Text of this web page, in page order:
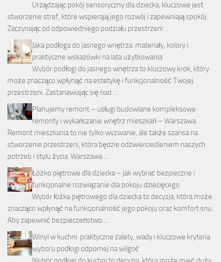
Urządzając pokój sensoryczny dla dziecka, kluczowe jest
stworzenie stref, które wspierają jego rozwój i zapewniają spokój.
Zaczynając od odpowiedniego podziału przestrzeni …
Jaka podłoga do jasnego wnętrza: materiały, kolory i
praktyczne wskazówki na lata użytkowania
Wybór podłogi do jasnego wnętrza to kluczowy krok, który
może znacząco wpłynąć na estetykę i funkcjonalność Twojej
przestrzeni. Zastanawiając się nad …
Planujemy remont – usługi budowlane kompleksowe
remonty i wykańczanie wnętrz mieszkań – Warszawa
Remont mieszkania to nie tylko wyzwanie, ale także szansa na
stworzenie przestrzeni, która będzie odzwierciedleniem naszych
potrzeb i stylu życia. Warszawa …
Łóżko piętrowe dla dziecka – jak wybrać bezpieczne i
funkcjonalne rozwiązanie dla pokoju dziecięcego
Wybór łóżka piętrowego dla dziecka to decyzja, która może
znacząco wpłynąć na funkcjonalność jego pokoju oraz komfort snu.
Aby zapewnić bezpieczeństwo …
Winyl w kuchni: praktyczne zalety, wady i kluczowe kryteria
wyboru podłogi odpornej na wilgoć